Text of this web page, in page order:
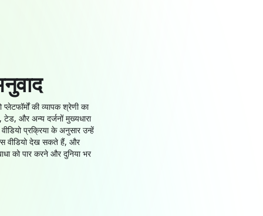
की व्यापक श्रेणी का
टेड, और अन्य दर्जनों मुख्यधारा
प्रक्रिया के अनुसार उन्हें
वीडियो देख सकते हैं, और
को पार करने और दुनिया भर